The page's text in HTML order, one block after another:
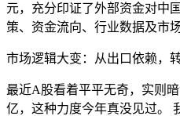
元，充分印证了外部资金对中
策、资金流向、行业数据及市
市场逻辑大变：从出口依赖，
最近A股看着平平无奇，实则
亿，这种力度今年真没见过。